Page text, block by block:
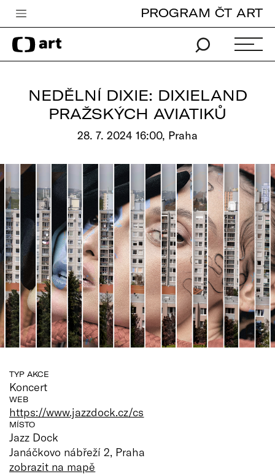
Česká televize
Zpravodajství
Vše o ČT
PROGRAM ČT ART
NEDĚLNÍ DIXIE: DIXIELAND
PRAŽSKÝCH AVIATIKŮ
28. 7. 2024 16:00, Praha
TYP AKCE
Koncert
WEB
https://www.jazzdock.cz/cs
MÍSTO
Jazz Dock
Janáčkovo nábřeží 2, Praha
zobrazit na mapě